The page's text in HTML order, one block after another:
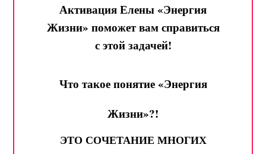
Активация Елены «Энергия
Жизни» поможет вам справиться
с этой задачей!
Что такое понятие «Энергия
Жизни»?!
ЭТО СОЧЕТАНИЕ МНОГИХ